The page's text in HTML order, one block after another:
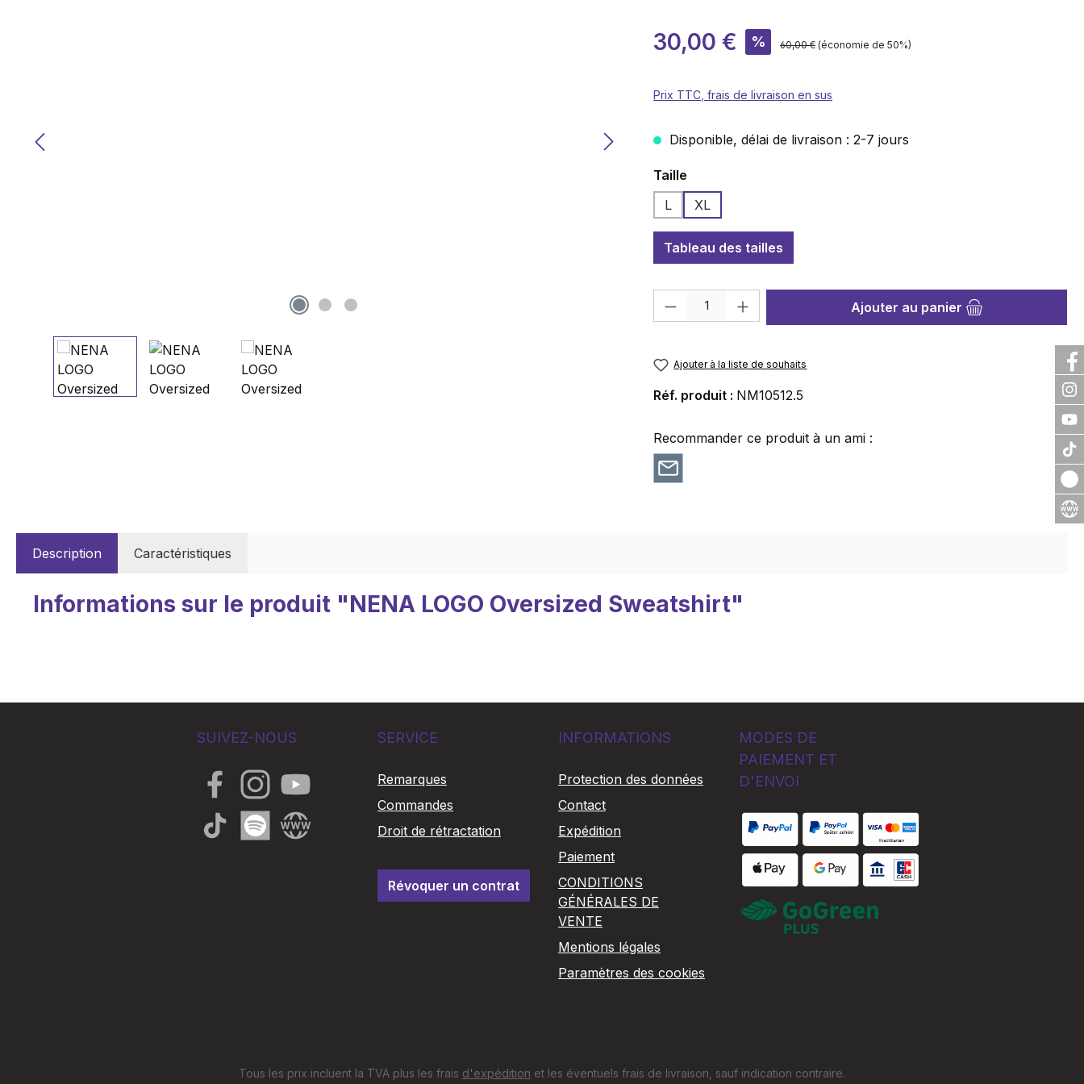
Prix de vente :
30,00 € % Prix régulier :
60,00 € (économie de 50%)
Prix TTC, frais de livraison en sus
Disponible, délai de livraison : 2-7 jours
Sélectionnez
Taille
L
XL
Tableau des tailles
Quantité de produit : Entrez la quantité souhaitée ou utilisez les boutons pour
Ajouter au panier
Ajouter à la liste de souhaits
Réf. produit : NM10512.5
Recommander ce produit à un ami :
Description Caractéristiques
Informations sur le produit "NENA LOGO Oversized Sweatshirt"
SUIVEZ-NOUS
FacebookInstagramYouTube
TikTok Spotify Website
SERVICE
Remarques
Commandes
Droit de rétractation
Révoquer un contrat
INFORMATIONS
Protection des données
Contact
Expédition
Paiement
CONDITIONS
GÉNÉRALES DE
VENTE
Mentions légales
Paramètres des cookies
MODES DE
PAIEMENT ET
D'ENVOI
Custom image 1
Tous les prix incluent la TVA plus les frais d'expédition et les éventuels frais de livraison, sauf indication contraire.